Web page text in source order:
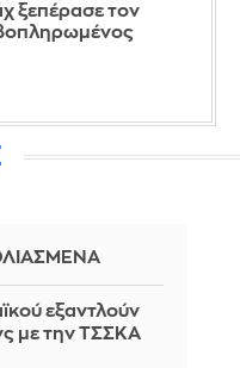
ξεπέρασε τον
εξαντλούν
με την ΤΣΣΚΑ